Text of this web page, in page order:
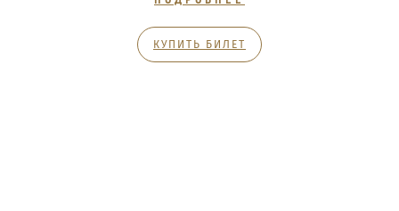
КУПИТЬ БИЛЕТ